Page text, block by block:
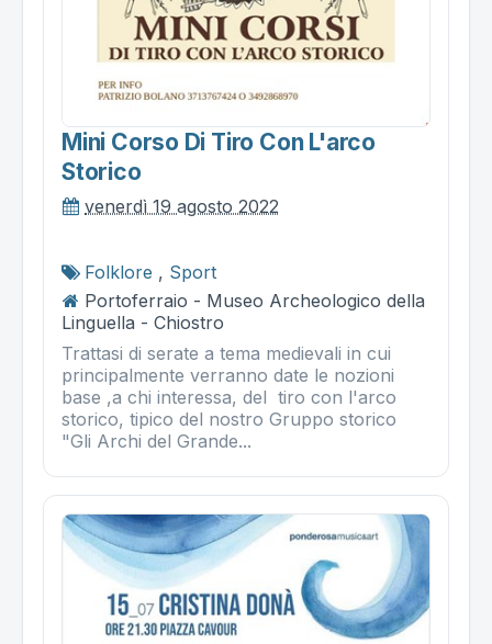
Mini Corso Di Tiro Con L'arco
Storico
venerdì 19 agosto 2022
Folklore , Sport
Portoferraio - Museo Archeologico della
Linguella - Chiostro
Trattasi di serate a tema medievali in cui
principalmente verranno date le nozioni
base ,a chi interessa, del tiro con l'arco
storico, tipico del nostro Gruppo storico
"Gli Archi del Grande...